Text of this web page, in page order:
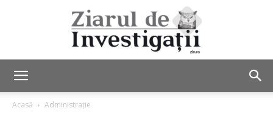
Acasă Administrație